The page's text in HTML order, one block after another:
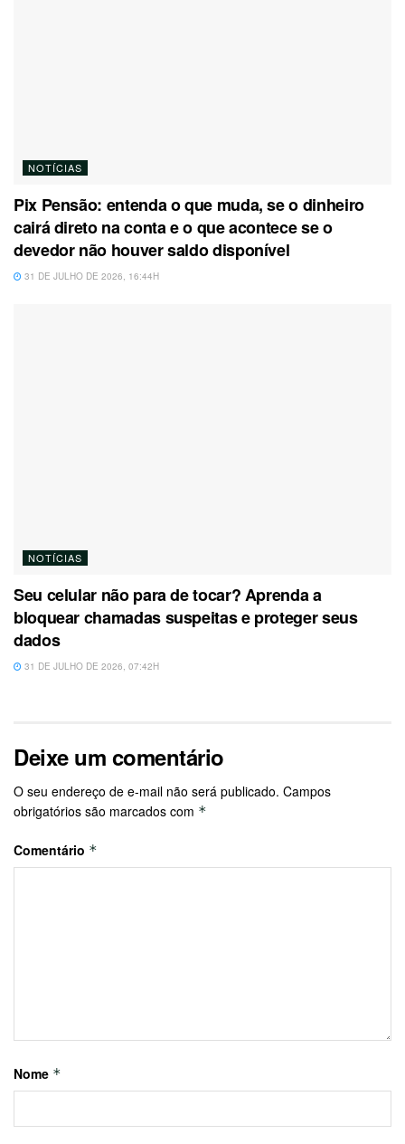
NOTÍCIAS
Pix Pensão: entenda o que muda, se o dinheiro
cairá direto na conta e o que acontece se o
devedor não houver saldo disponível
31 DE JULHO DE 2026, 16:44H
NOTÍCIAS
Seu celular não para de tocar? Aprenda a
bloquear chamadas suspeitas e proteger seus
dados
31 DE JULHO DE 2026, 07:42H
Deixe um comentário
O seu endereço de e-mail não será publicado. Campos
obrigatórios são marcados com *
Comentário *
Nome *